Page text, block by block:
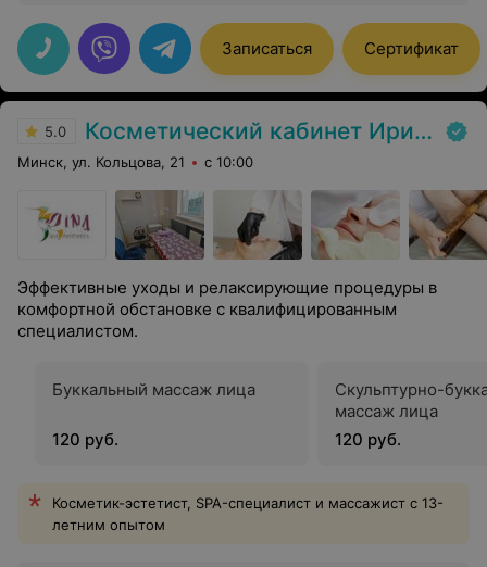
Записаться Сертификат
5.0 Косметический кабинет Ирины Дорошенко
Минск, ул. Кольцова, 21 с 10:00
Эффективные уходы и релаксирующие процедуры в
комфортной обстановке с квалифицированным
специалистом.
Буккальный массаж лица
120 руб.
Скульптурно-
массаж лица
120 руб.
Косметик-эстетист, SPA-специалист и массажист с 13-
летним опытом